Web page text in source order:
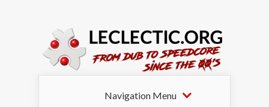
Navigation Menu